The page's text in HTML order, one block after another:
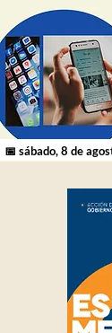
📅 sábado, 8 de